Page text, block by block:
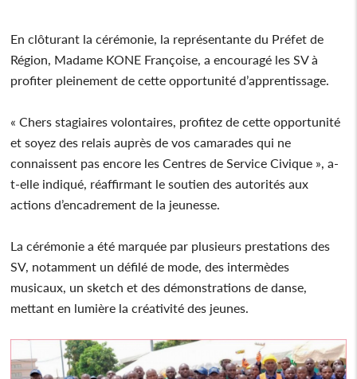
En clôturant la cérémonie, la représentante du Préfet de
Région, Madame KONE Françoise, a encouragé les SV à
profiter pleinement de cette opportunité d’apprentissage.
« Chers stagiaires volontaires, profitez de cette opportunité
et soyez des relais auprès de vos camarades qui ne
connaissent pas encore les Centres de Service Civique », a-
t-elle indiqué, réaffirmant le soutien des autorités aux
actions d’encadrement de la jeunesse.
La cérémonie a été marquée par plusieurs prestations des
SV, notamment un défilé de mode, des intermèdes
musicaux, un sketch et des démonstrations de danse,
mettant en lumière la créativité des jeunes.